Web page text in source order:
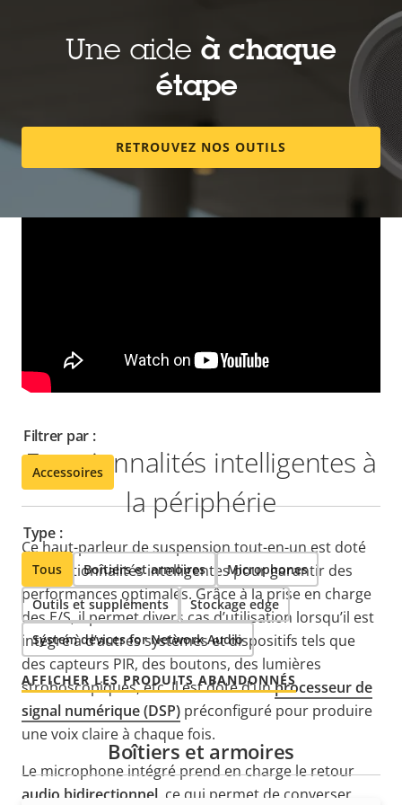
Fonctionnalités intelligentes à
la périphérie
Ce haut-parleur de suspension tout-en-un est doté
de fonctionnalités intelligentes pour garantir des
performances optimales. Grâce à la prise en charge
des E/S, il permet divers cas d’utilisation lorsqu’il est
intégré à d’autres systèmes et dispositifs tels que
des capteurs PIR, des boutons, des lumières
stroboscopiques, etc. Il est doté d’unprocesseur de
signal numérique (DSP) préconfiguré pour produire
une voix claire à chaque fois.
Le microphone intégré prend en charge le retour
audio bidirectionnel , ce qui permet de converser
Une aide à chaque
étape
RETROUVEZ NOS OUTILS
filtre pour trouver des produits compatibles.
Filtrer par :
Accessoires
Type :
Tous Boîtiers et armoires Microphones
Outils et suppléments Stockage edge
System devices for Network Audio
AFFICHER LES PRODUITS ABANDONNÉS
Boîtiers et armoires